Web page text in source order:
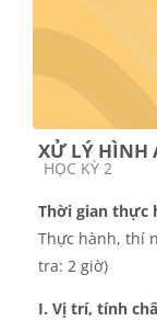
XỬ LÝ HÌNH
Course category
HỌC KỲ 2
Thời gian thực
Thực hành, thí
tra: 2 giờ)
I. Vị trí, tính